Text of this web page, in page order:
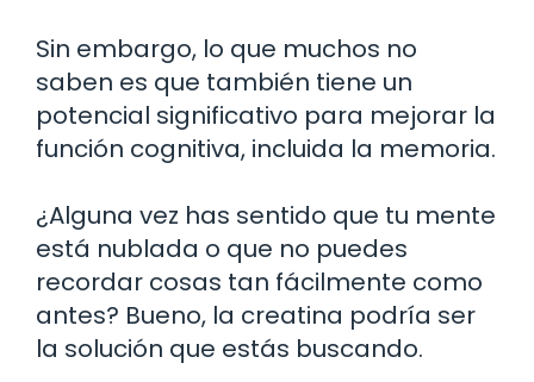
Sin embargo, lo que muchos no
saben es que también tiene un
potencial significativo para mejorar la
función cognitiva, incluida la memoria.
¿Alguna vez has sentido que tu mente
está nublada o que no puedes
recordar cosas tan fácilmente como
antes? Bueno, la creatina podría ser
la solución que estás buscando.